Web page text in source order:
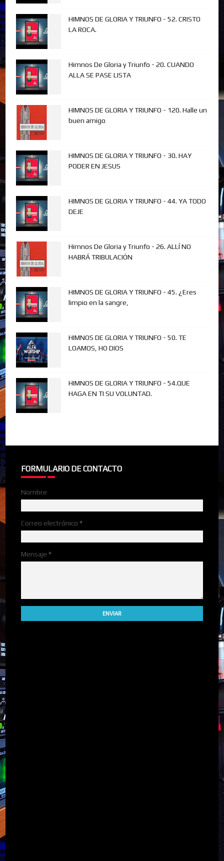
HIMNOS DE GLORIA Y TRIUNFO - 52. CRISTO
LA ROCA.
Himnos De Gloria y Triunfo - 20. CUANDO
ALLA SE PASE LISTA
HIMNOS DE GLORIA Y TRIUNFO - 120. Halle un
buen amigo
HIMNOS DE GLORIA Y TRIUNFO - 30. HAY
PODER EN JESUS
HIMNOS DE GLORIA Y TRIUNFO - 44. YA TODO
DEJE
Himnos De Gloria y Triunfo - 26. ALLÍ NO
HABRÁ TRIBULACIÓN
HIMNOS DE GLORIA Y TRIUNFO - 45. ¿Eres
limpio en la sangre,
HIMNOS DE GLORIA Y TRIUNFO - 50. TE
LOAMOS, HO DIOS
HIMNOS DE GLORIA Y TRIUNFO - 54.QUE
HAGA EN TI SU VOLUNTAD.
FORMULARIO DE CONTACTO
Nombre
Correo electrónico*
Mensaje*